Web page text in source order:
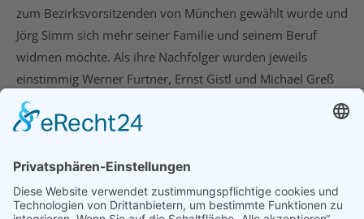
zum Bezirksvorsitzenden von München gewählt wurde und
Jörg Simm sich mehr seiner Familie und seinem Beruf
widmen möchte. Als ihre Nachfolger wurden jeweils
einstimmig Werner Furtner, Ernst Gistl und Michael Greß
gewählt.
21. Oktober 2021